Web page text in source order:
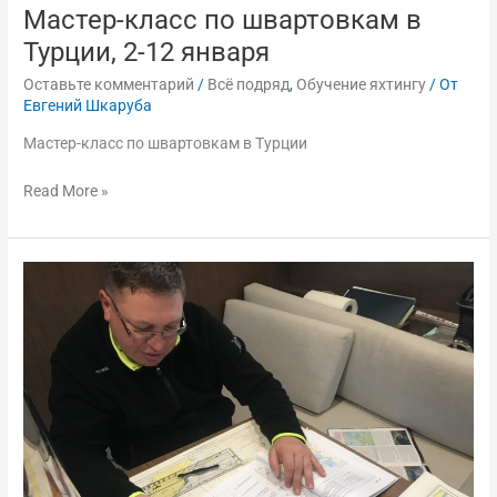
Мастер-класс по швартовкам в
Турции, 2-12 января
Оставьте комментарий / Всё подряд, Обучение яхтингу / От
Евгений Шкаруба
Мастер-класс по швартовкам в Турции
Read More »
классы
швартовок
маневрирования,
26
сентября
—
6